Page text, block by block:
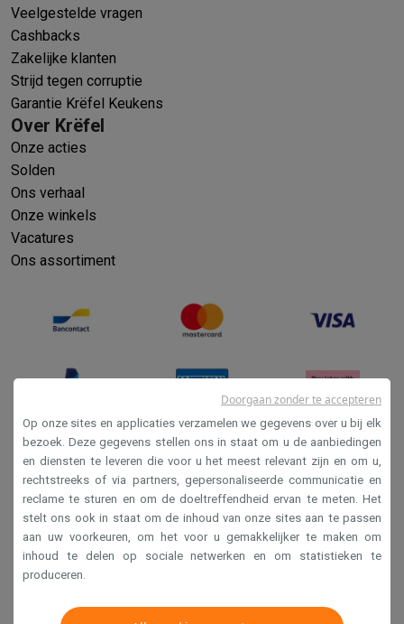
Veelgestelde vragen
Cashbacks
Zakelijke klanten
Strijd tegen corruptie
Garantie Krëfel Keukens
Over Krëfel
Onze acties
Solden
Ons verhaal
Onze winkels
Vacatures
Ons assortiment
Verkoopsvoorwaarden
Privacy
Disclaimer
Cookies
Krëfel NV - Steenstraat 44 - Industriezone 4 "T Sas",
Op onze sites en applicaties verzamelen we gegevens over u bij elk
bezoek. Deze gegevens stellen ons in staat om u de aanbiedingen
en diensten te leveren die voor u het meest relevant zijn en om u,
rechtstreeks of via partners, gepersonaliseerde communicatie en
reclame te sturen en om de doeltreffendheid ervan te meten. Het
stelt ons ook in staat om de inhoud van onze sites aan te passen
aan uw voorkeuren, om het voor u gemakkelijker te maken om
inhoud te delen op sociale netwerken en om statistieken te
produceren.
Doorgaan zonder te accepteren